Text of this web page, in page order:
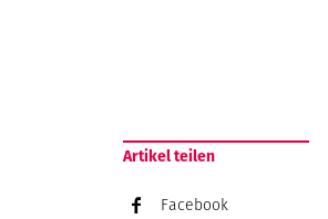
Artikel teilen
Facebook